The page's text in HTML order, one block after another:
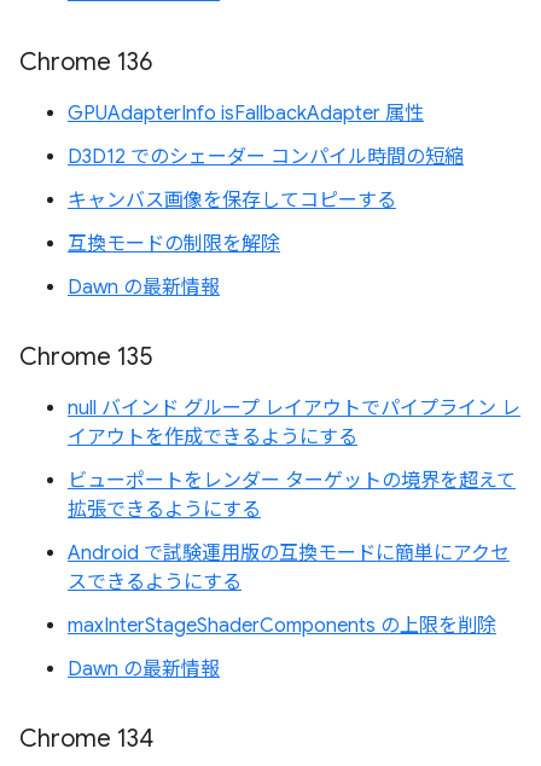
Chrome 136
GPUAdapterInfo isFallbackAdapter 属性
D3D12 でのシェーダー コンパイル時間の短縮
キャンバス画像を保存してコピーする
互換モードの制限を解除
Dawn の最新情報
Chrome 135
null バインド グループ レイアウトでパイプライン レ
イアウトを作成できるようにする
ビューポートをレンダー ターゲットの境界を超えて
拡張できるようにする
Android で試験運用版の互換モードに簡単にアクセ
スできるようにする
maxInterStageShaderComponents の上限を削除
Dawn の最新情報
Chrome 134